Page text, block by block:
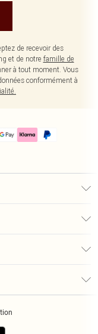
de recevoir des
et de notre famille de
à tout moment. Vous
conformément à